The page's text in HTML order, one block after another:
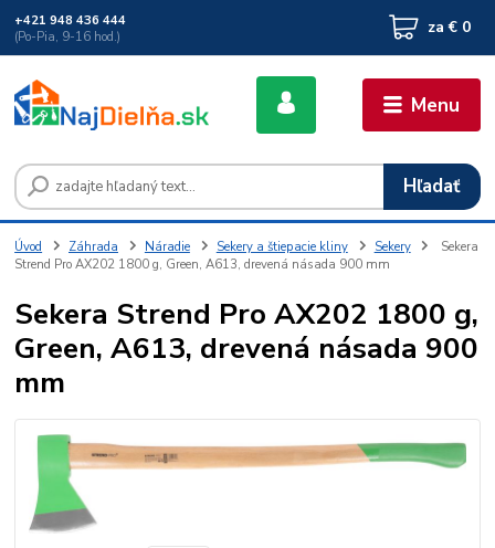
Menu
Hľadať
+421 948 436 444
(Po-Pia, 9-16 hod.)
za € 0
Úvod Záhrada Náradie Sekery a štiepacie kliny Sekery
Sekera
Strend Pro AX202 1800 g, Green, A613, drevená násada 900 mm
Sekera Strend Pro AX202 1800 g,
Green, A613, drevená násada 900
mm